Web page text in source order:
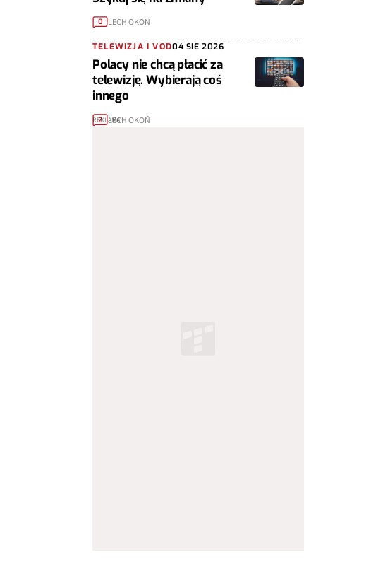
0 LECH OKOŃ
TELEWIZJA I VOD04 SIE 2026
Polacy nie chcą płacić za
telewizję. Wybierają coś
innego
2 LECH OKOŃ